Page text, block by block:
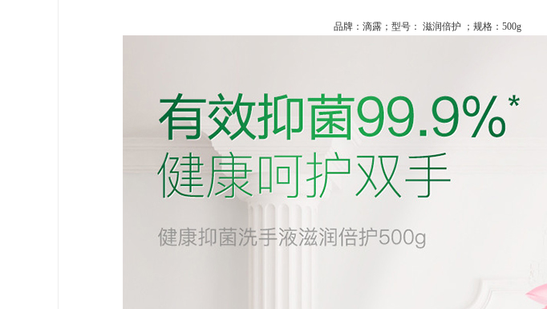
品牌：滴露；型号： 滋润倍护 ；规格：500g